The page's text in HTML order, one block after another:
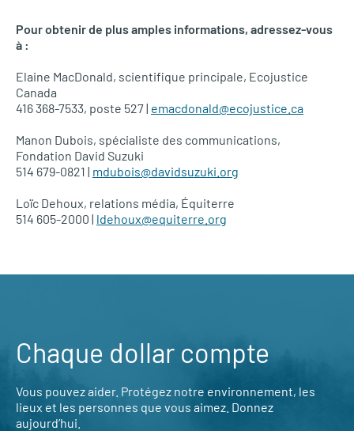
Pour obtenir de plus amples informations, adressez-vous
à :
Elaine MacDonald, scientifique principale, Ecojustice
Canada
416 368-7533, poste 527 | emacdonald@ecojustice.ca
Manon Dubois, spécialiste des communications,
Fondation David Suzuki
514 679-0821 | mdubois@davidsuzuki.org
Loïc Dehoux, relations média, Équiterre
514 605-2000 | ldehoux@equiterre.org
Chaque dollar compte
Vous pouvez aider. Protégez notre environnement, les
lieux et les personnes que vous aimez. Donnez
aujourd’hui.